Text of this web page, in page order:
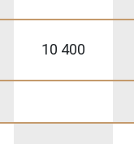
10 400